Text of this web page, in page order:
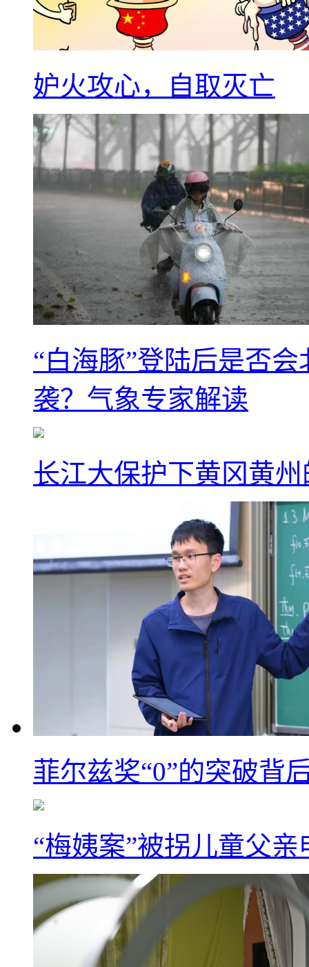
妒火攻心，自取灭亡
“白海豚”登陆后是否
袭？气象专家解读
长江大保护下黄冈黄
菲尔兹奖“0”的突破背
“梅姨案”被拐儿童父